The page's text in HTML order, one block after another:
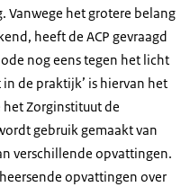
Vanwege het grotere belang
heeft de ACP gevraagd
nog eens tegen het licht
de praktijk’ is hiervan het
Zorginstituut de
gebruik gemaakt van
verschillende opvattingen.
opvattingen over